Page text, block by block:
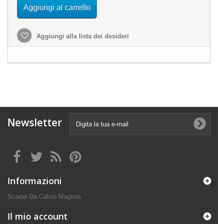
Aggiungi al carrello
Aggiungi alla lista dei desideri
Newsletter
Informazioni
Scarpe Da Calcio Magista
Il mio account